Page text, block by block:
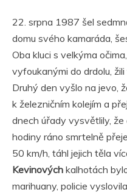
22. srpna 1987 šel
domu svého kamaráda,
Oba kluci s velkýma
vyfoukanými do drdolu,
Druhý den vyšlo na jevo,
k železničním kolejím a
dnech úřady vysvětlily,
hodiny ráno smrtelně
50 km/h, táhl jejich těla
Kevinových kalhotách
marihuany, policie